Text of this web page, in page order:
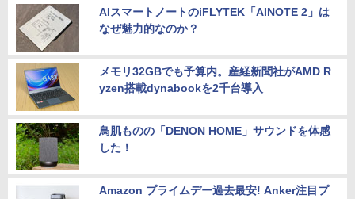
AIスマートノートのiFLYTEK「AINOTE 2」は
なぜ魅力的なのか？
メモリ32GBでも予算内。産経新聞社がAMD R
yzen搭載dynabookを2千台導入
鳥肌ものの「DENON HOME」サウンドを体感
した！
Amazon プライムデー過去最安! Anker注目プ